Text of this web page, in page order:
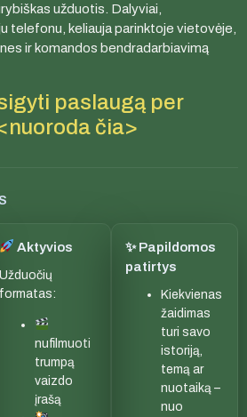
užduotis. Dalyviai,
telefonu, keliauja parinktoje vietovėje,
ir komandos bendradarbiavimą
paslaugą per
čia>
Aktyvios
Užduočių
formatas:
nufilmuoti
trumpą
vaizdo
įrašą
✨ Papildomos
patirtys
Kiekvienas
žaidimas
turi savo
istoriją,
temą ar
nuotaiką –
nuo